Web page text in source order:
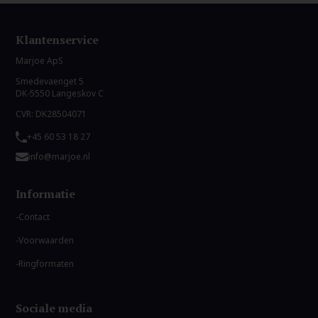
Klantenservice
Marjoe ApS
Smedevaenget 5
DK-5550 Langeskov C
CVR: DK28504071
+45 60 53 18 27
info@marjoe.nl
Informatie
Contact
Voorwaarden
Ringformaten
Sociale media